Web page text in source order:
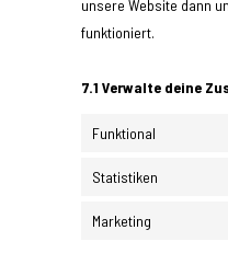
unsere Website dann
funktioniert.
7.1 Verwalte deine
Funktional
Statistiken
Marketing